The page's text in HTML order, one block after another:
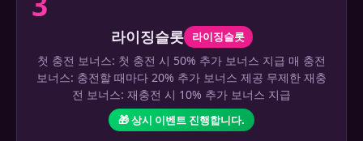
라이징슬롯 라이징슬롯
첫 충전 보너스: 첫 충전 시 50% 추가 보너스 지급 매 충전
보너스: 충전할 때마다 20% 추가 보너스 제공 무제한 재충
전 보너스: 재충전 시 10% 추가 보너스 지급
🎁 상시 이벤트 진행합니다.